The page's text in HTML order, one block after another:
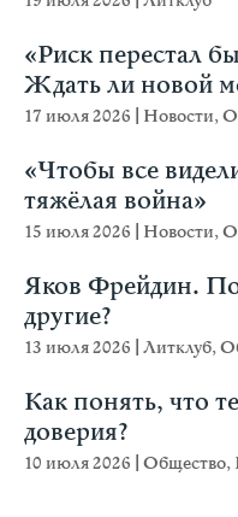
«Риск перестал
Ждать ли новой
17 июля 2026 Новости,
«Чтобы все
тяжёлая война»
15 июля 2026 Новости,
Яков Фрейдин.
другие?
13 июля 2026 Литклуб,
Как понять, что
доверия?
10 июля 2026 Общество,